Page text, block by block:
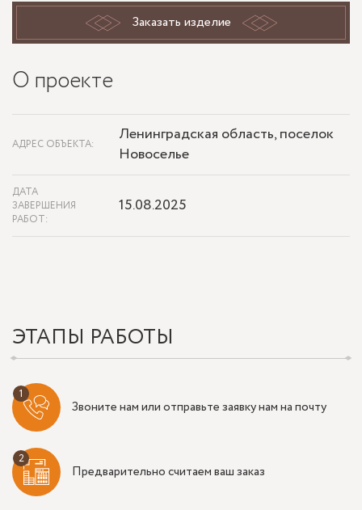
Заказать изделие
О проекте
АДРЕС ОБЪЕКТА:
Ленинградская область, поселок
Новоселье
ДАТА
ЗАВЕРШЕНИЯ
РАБОТ:
15.08.2025
ЭТАПЫ РАБОТЫ
Звоните нам или отправьте заявку нам на почту
Предварительно считаем ваш заказ